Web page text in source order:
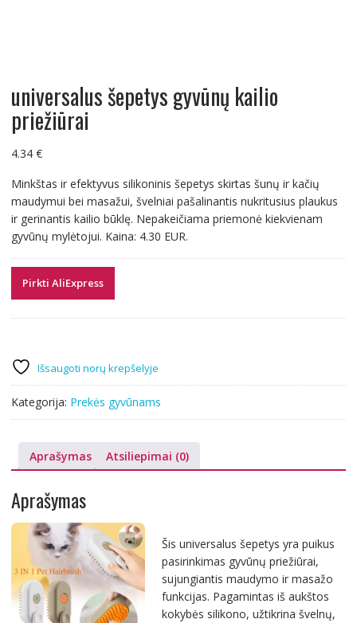
universalus šepetys gyvūnų kailio
priežiūrai
4.34 €
Minkštas ir efektyvus silikoninis šepetys skirtas šunų ir kačių
maudymui bei masažui, švelniai pašalinantis nukritusius plaukus
ir gerinantis kailio būklę. Nepakeičiama priemonė kiekvienam
gyvūnų mylėtojui. Kaina: 4.30 EUR.
Pirkti AliExpress
Išsaugoti norų krepšelyje
Kategorija: Prekės gyvūnams
Aprašymas Atsiliepimai (0)
Aprašymas
Šis universalus šepetys yra puikus
pasirinkimas gyvūnų priežiūrai,
sujungiantis maudymo ir masažo
funkcijas. Pagamintas iš aukštos
kokybės silikono, užtikrina švelnų,